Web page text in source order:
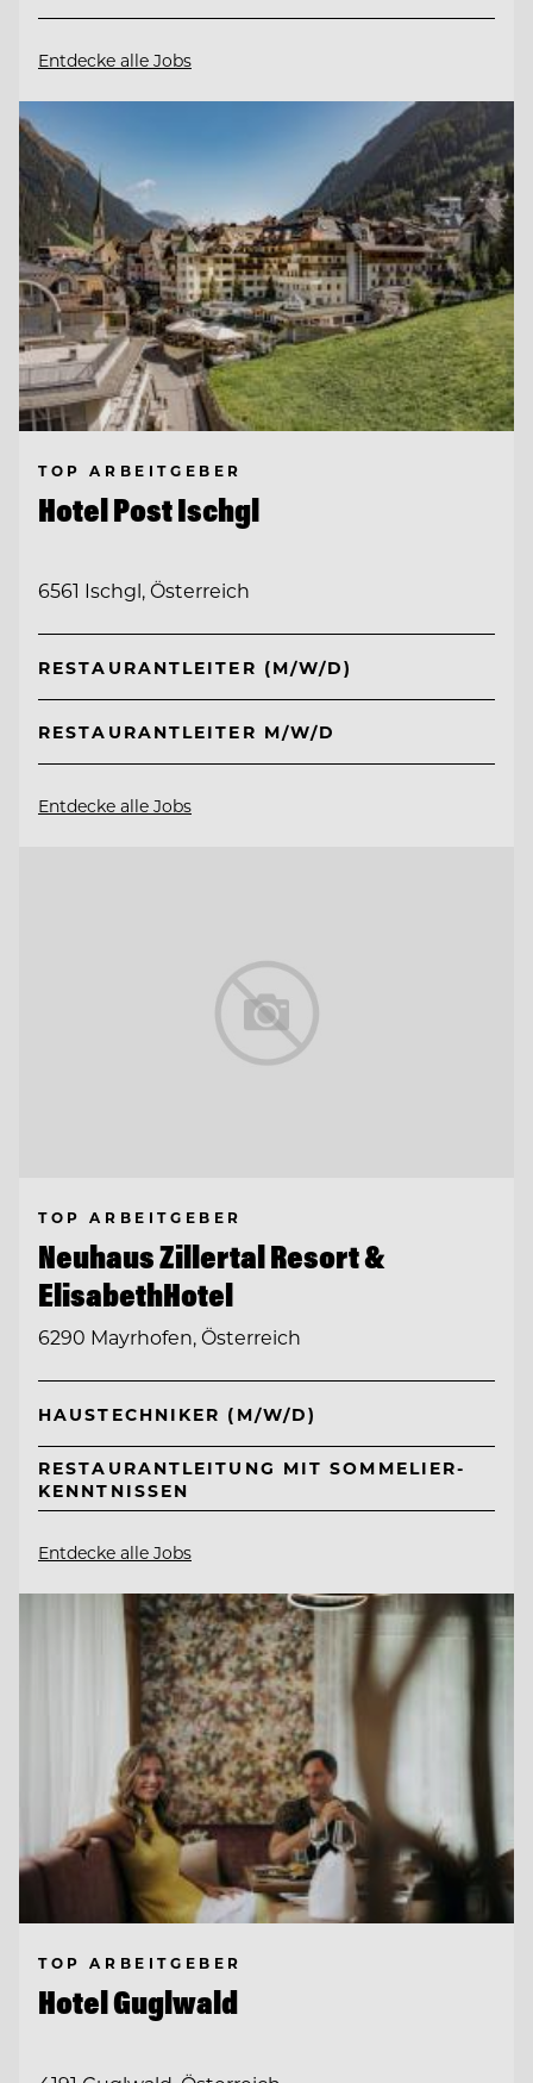
Entdecke alle Jobs
TOP ARBEITGEBER
Hotel Post Ischgl
6561 Ischgl, Österreich
RESTAURANTLEITER (M/W/D)
RESTAURANTLEITER M/W/D
Entdecke alle Jobs
TOP ARBEITGEBER
Neuhaus Zillertal Resort &
ElisabethHotel
6290 Mayrhofen, Österreich
HAUSTECHNIKER (M/W/D)
RESTAURANTLEITUNG MIT SOMMELIER-
KENNTNISSEN
Entdecke alle Jobs
TOP ARBEITGEBER
Hotel Guglwald